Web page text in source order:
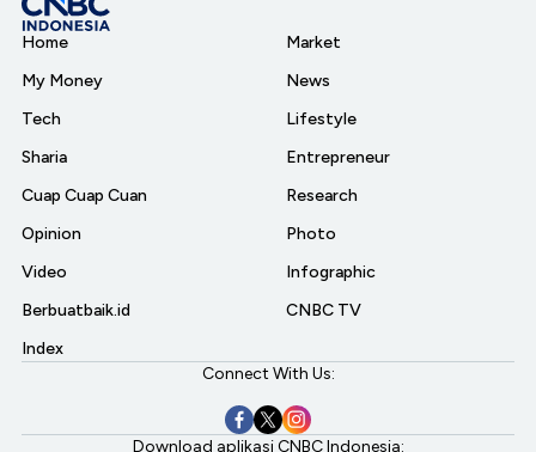
Home
My Money
Tech
Sharia
Cuap Cuap Cuan
Opinion
Video
Berbuatbaik.id
Index
Market
News
Lifestyle
Entrepreneur
Research
Photo
Infographic
CNBC TV
Connect With Us:
Download aplikasi CNBC Indonesia: